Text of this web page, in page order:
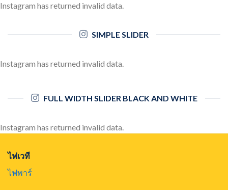
Instagram has returned invalid data.
SIMPLE SLIDER
Instagram has returned invalid data.
FULL WIDTH SLIDER BLACK AND WHITE
Instagram has returned invalid data.
ไฟเวที
ไฟพาร์